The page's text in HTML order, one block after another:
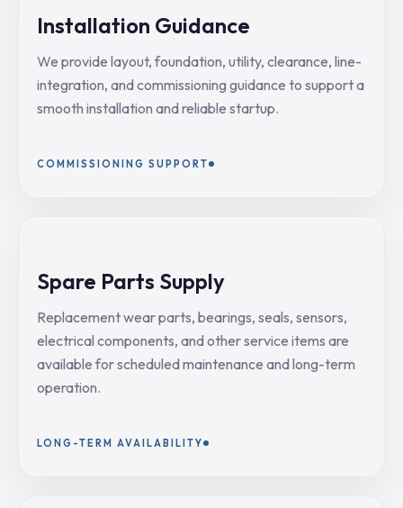
Installation Guidance
We provide layout, foundation, utility, clearance, line-
integration, and commissioning guidance to support a
smooth installation and reliable startup.
COMMISSIONING SUPPORT
Spare Parts Supply
Replacement wear parts, bearings, seals, sensors,
electrical components, and other service items are
available for scheduled maintenance and long-term
operation.
LONG-TERM AVAILABILITY